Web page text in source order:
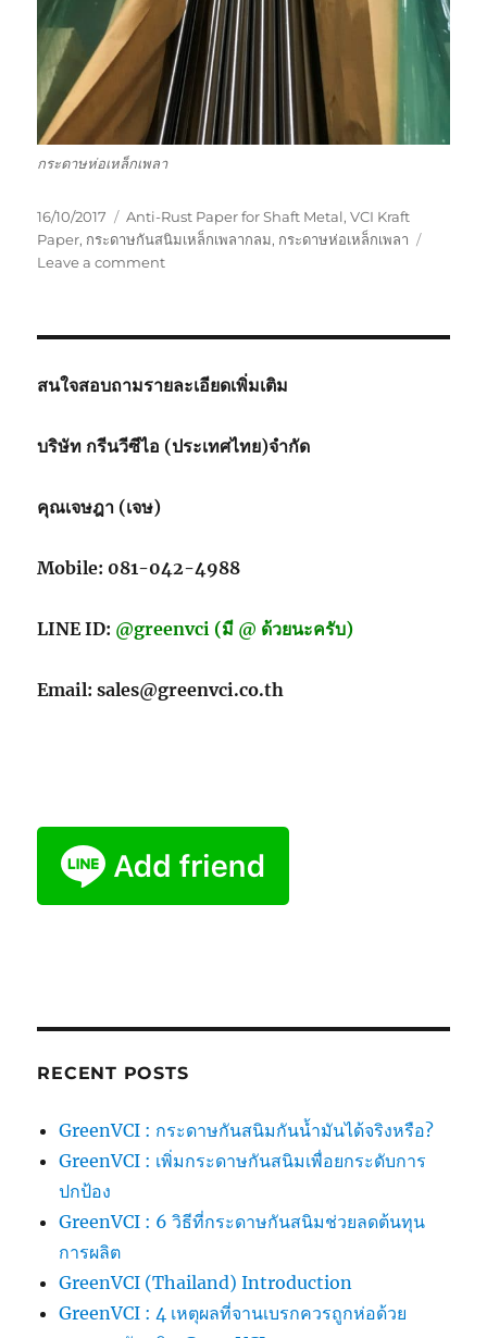
กระดาษห่อเหล็กเพลา
Posted
on
16/10/2017 Tags
Anti-Rust Paper for Shaft Metal,VCI Kraft
Paper, กระดาษกันสนิมเหล็กเพลากลม, กระดาษห่อเหล็กเพลา
Leave a commenton
สนใจสอบถามรายละเอียดเพิ่มเติม
บริษัท กรีนวีซีไอ (ประเทศไทย)จำกัด
คุณเจษฎา (เจษ)
Mobile: 081-042-4988
LINE ID: @greenvci (มี @ ด้วยนะครับ)
Email: sales@greenvci.co.th
RECENT POSTS
GreenVCI : กระดาษกันสนิมกันน้ำมันได้จริงหรือ?
GreenVCI : เพิ่มกระดาษกันสนิมเพื่อยกระดับการ
ปกป้อง
GreenVCI : 6 วิธีที่กระดาษกันสนิมช่วยลดต้นทุน
การผลิต
GreenVCI (Thailand) Introduction
GreenVCI : 4 เหตุผลที่จานเบรกควรถูกห่อด้วย